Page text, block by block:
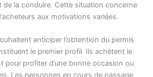
de la conduire. Cette situation concerne
aux motivations variées.
anticiper l’obtention du permis
le premier profil. Ils achètent le
pour profiter d’une bonne occasion ou